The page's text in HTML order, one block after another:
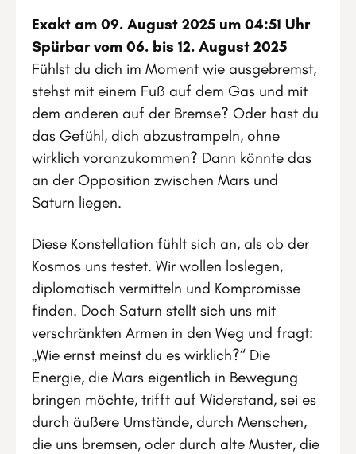
Exakt am 09. August 2025 um 04:51 Uhr
Spürbar vom 06. bis 12. August 2025
Fühlst du dich im Moment wie ausgebremst,
stehst mit einem Fuß auf dem Gas und mit
dem anderen auf der Bremse? Oder hast du
das Gefühl, dich abzustrampeln, ohne
wirklich voranzukommen? Dann könnte das
an der Opposition zwischen Mars und
Saturn liegen.
Diese Konstellation fühlt sich an, als ob der
Kosmos uns testet. Wir wollen loslegen,
diplomatisch vermitteln und Kompromisse
finden. Doch Saturn stellt sich uns mit
verschränkten Armen in den Weg und fragt:
„Wie ernst meinst du es wirklich?“ Die
Energie, die Mars eigentlich in Bewegung
bringen möchte, trifft auf Widerstand, sei es
durch äußere Umstände, durch Menschen,
die uns bremsen, oder durch alte Muster, die